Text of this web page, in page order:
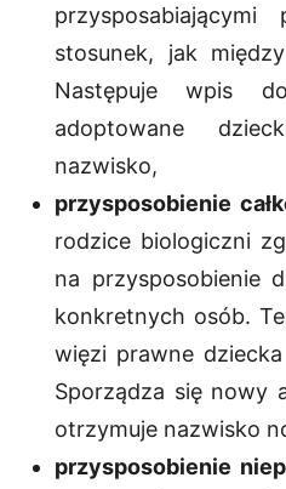
stosunek, jak
Następuje wpis
adoptowane
nazwisko,
przysposobienie
rodzice biologiczni
na przysposobienie
konkretnych osób.
więzi prawne
Sporządza się nowy
otrzymuje nazwisko
przysposobienie